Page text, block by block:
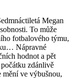
Megan
To může
fotbalového týmu,
Nápravné
hodnot a pět
zdánlivě
mění ve výbušnou,